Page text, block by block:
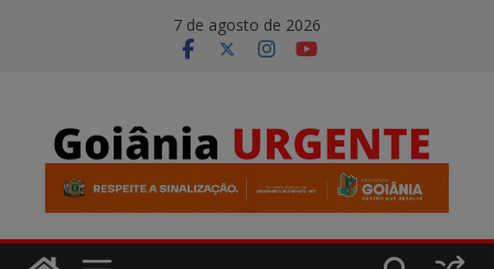
7 de agosto de 2026
modal-check